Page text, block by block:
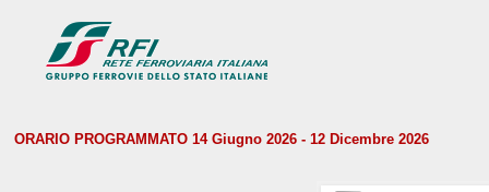
ORARIO PROGRAMMATO 14 Giugno 2026 - 12 Dicembre 2026